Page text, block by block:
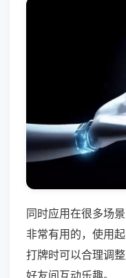
同时应用在很多场
非常有用的，使用
打牌时可以合理调